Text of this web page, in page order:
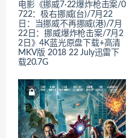
电影《挪威7·22爆炸枪击案/0
722：极右挪威(台)/7月22
日：当挪威不再挪威(港)/7月
22日：挪威爆炸枪击案/7月2
2日》4K蓝光原盘下载+高清
MKV版 2018 22 July迅雷下
载20.7G